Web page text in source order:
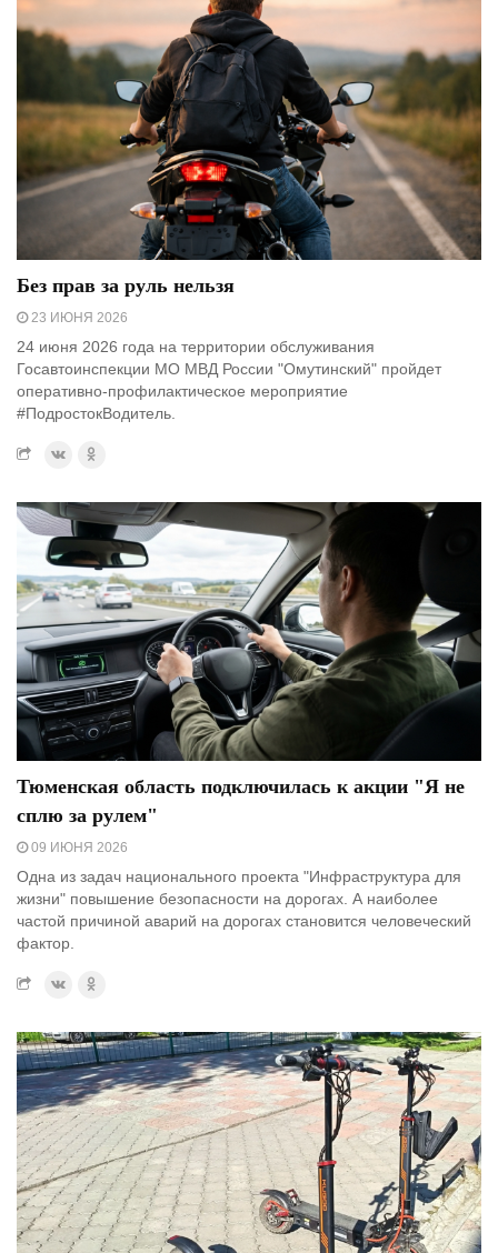
Без прав за руль нельзя
23 ИЮНЯ 2026
24 июня 2026 года на территории обслуживания
Госавтоинспекции МО МВД России "Омутинский" пройдет
оперативно-профилактическое мероприятие
#ПодростокВодитель.
Тюменская область подключилась к акции "Я не
сплю за рулем"
09 ИЮНЯ 2026
Одна из задач национального проекта "Инфраструктура для
жизни" повышение безопасности на дорогах. А наиболее
частой причиной аварий на дорогах становится человеческий
фактор.